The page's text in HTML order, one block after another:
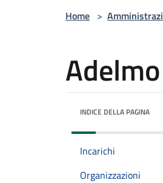
Home >
INDICE DELLA PAGINA
Incarichi
Organizzazioni